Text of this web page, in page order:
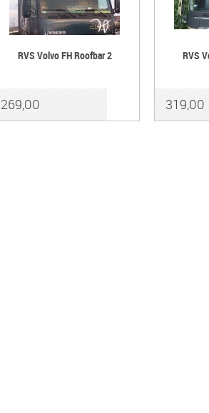
RVS Volvo FH Roofbar 2
269,00
RVS
319,00